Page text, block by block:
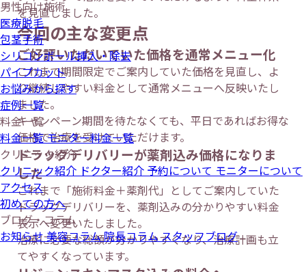
男性向け施術
医療脱毛
包茎手術
シリコンボール挿入・除去
パイプカット
お悩みから探す
症例一覧
料金一覧
料金一覧モニター料金一覧
クリニック紹介
クリニック紹介 ドクター紹介 予約について モニターについて
アクセス
初めての方へ
ブログ・コラム
お知らせ美容コラム院長コラムスタッフブログ
を見直しました。
今回の主な変更点
ご好評いただいていた価格を通常メニュー化
これまで期間限定でご案内していた価格を見直し、よ
り継続しやすい料金として通常メニューへ反映いたし
ました。
キャンペーン期間を待たなくても、平日であればお得な
価格で治療を受けていただけます。
ドラッグデリバリーが薬剤込み価格になりま
した
これまで「施術料金＋薬剤代」としてご案内していた
ドラッグデリバリーを、薬剤込みの分かりやすい料金
表示へ変更いたしました。
治療に必要な総額が分かりやすくなり、治療計画も立
てやすくなっています。